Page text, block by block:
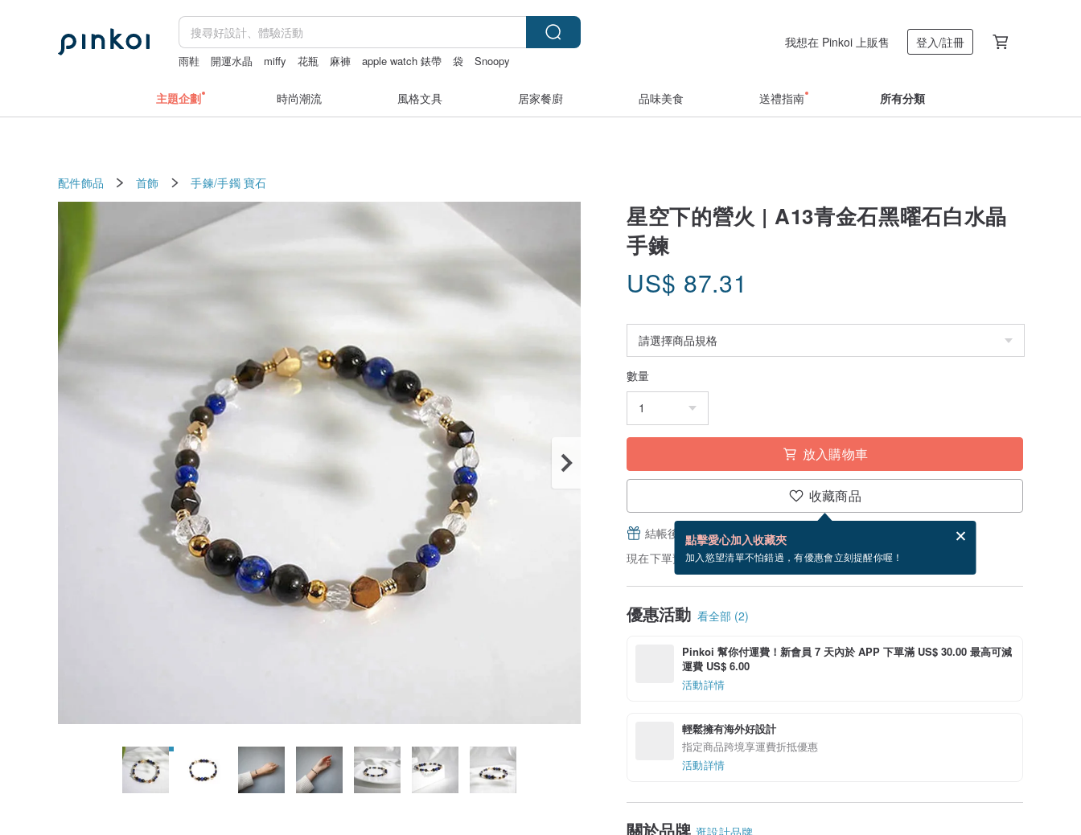
雨鞋 開運水晶 miffy 花瓶 麻褲 apple watch 錶帶 袋 Snoopy
我想在 Pinkoi 上販售 登入/註冊
主題企劃 時尚潮流 風格文具 居家餐廚 品味美食 送禮指南 所有分類
配件飾品 首飾 手鍊/手鐲 寶石
星空下的營火 | A13青金石黑曜石白水晶
手鍊
US$ 87.31
數量
放入購物車
收藏商品
點擊愛心加入收藏夾
加入慾望清單不怕錯過，有優惠會立刻提醒你喔！
結帳後填寫並分享，免費幫你寄送電子賀卡。
電子賀卡是什麼？
現在下單預估 8/21~8/27 到貨。
優惠活動 看全部 (2)
Pinkoi 幫你付運費！新會員 7 天內於 APP 下單滿 US$ 30.00 最高可減
運費 US$ 6.00
活動詳情
輕鬆擁有海外好設計
指定商品跨境享運費折抵優惠
活動詳情
關於品牌 逛設計品牌